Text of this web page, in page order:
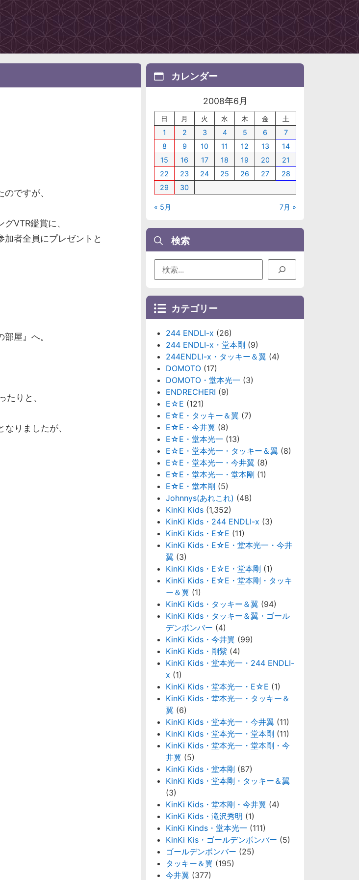
ですが、
VTR鑑賞に、
加者全員にプレゼントと
屋』へ。
りと、
りましたが、
カレンダー
2008年6月
日 月 火 水 木 金
土
1
2 3 4 5 6
7
8
9 10 11 12 13
14
15
16 17 18 19 20
21
22
23 24 25 26 27
28
29
30
« 5月 7月 »
検索
カテゴリー
244 ENDLI-x (26)
244 ENDLI-x・堂本剛 (9)
244ENDLI-x・タッキー＆翼 (4)
DOMOTO (17)
DOMOTO・堂本光一 (3)
ENDRECHERI (9)
E☆E (121)
E☆E・タッキー＆翼 (7)
E☆E・今井翼 (8)
E☆E・堂本光一 (13)
E☆E・堂本光一・タッキー＆翼 (8)
E☆E・堂本光一・今井翼 (8)
E☆E・堂本光一・堂本剛 (1)
E☆E・堂本剛 (5)
Johnnys(あれこれ) (48)
KinKi Kids (1,352)
KinKi Kids・244 ENDLI-x (3)
KinKi Kids・E☆E (11)
KinKi Kids・E☆E・堂本光一・今井
翼 (3)
KinKi Kids・E☆E・堂本剛 (1)
KinKi Kids・E☆E・堂本剛・タッキ
ー＆翼 (1)
KinKi Kids・タッキー＆翼 (94)
KinKi Kids・タッキー＆翼・ゴール
デンボンバー (4)
KinKi Kids・今井翼 (99)
KinKi Kids・剛紫 (4)
KinKi Kids・堂本光一・244 ENDLI-
x (1)
KinKi Kids・堂本光一・E☆E (1)
KinKi Kids・堂本光一・タッキー＆
翼 (6)
KinKi Kids・堂本光一・今井翼 (11)
KinKi Kids・堂本光一・堂本剛 (11)
KinKi Kids・堂本光一・堂本剛・今
井翼 (5)
KinKi Kids・堂本剛 (87)
KinKi Kids・堂本剛・タッキー＆翼
(3)
KinKi Kids・堂本剛・今井翼 (4)
KinKi Kids・滝沢秀明 (1)
KinKi Kinds・堂本光一 (111)
KinKi Kis・ゴールデンボンバー (5)
ゴールデンボンバー (25)
タッキー＆翼 (195)
今井翼 (377)